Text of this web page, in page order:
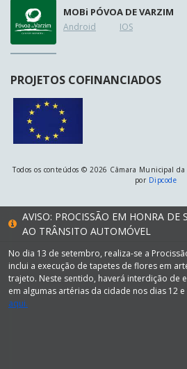
MOBi PÓVOA DE VARZIM
Android IOS
PROJETOS COFINANCIADOS
Todos os conteúdos © 2026 Câmara Municipal
por Dipcode
AVISO: PROCISSÃO EM HONRA DE
AO TRÂNSITO AUTOMÓVEL
No dia 13 de setembro, realiza-se a
inclui a execução de tapetes de flores em
trajeto. Neste sentido, haverá interdição de
em algumas artérias da cidade nos dias 12
aqui.